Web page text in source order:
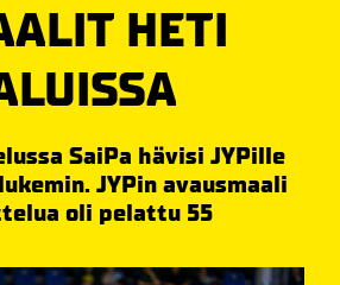
HETI
SaiPa hävisi JYPille
JYPin avausmaali
oli pelattu 55